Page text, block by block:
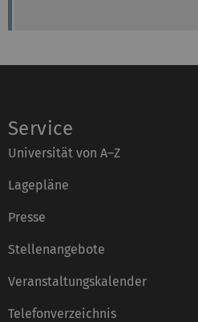
Service
Universität von A–Z
Lagepläne
Presse
Stellenangebote
Veranstaltungskalender
Telefonverzeichnis